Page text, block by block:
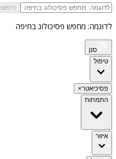
חיפוש
לדוגמה: מחפש פסיכולוג בחיפה
סנן
טיפול
פסיכיאטר×
התמחות
איזור